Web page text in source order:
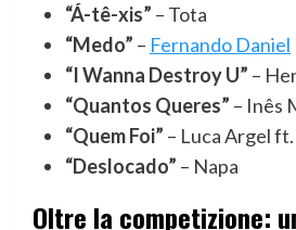
“Á-tê-xis” – Tota
“Medo” – Fernando Daniel
“I Wanna Destroy U” –
“Quantos Queres” – Inês
“Quem Foi” – Luca Argel
“Deslocado” – Napa
Oltre la competizione: